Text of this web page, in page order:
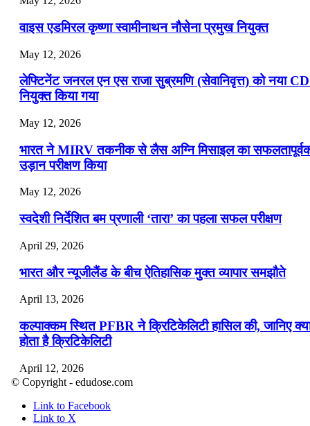
वाइस एडमिरल कृष्णा स्वामीनाथन नौसेना प्रमुख नियुक्त
May 12, 2026
लेफ्टिनेंट जनरल एन एस राजा सुब्रमणि (सेवानिवृत्त) को नया
नियुक्त किया गया
May 12, 2026
भारत ने MIRV तकनीक से लैस अग्नि मिसाइल का
उड़ान परीक्षण किया
May 12, 2026
स्वदेशी निर्देशित बम प्रणाली ‘तारा’ का पहला सफल परीक्षण
April 29, 2026
भारत और न्यूजीलैंड के बीच ऐतिहासिक मुक्त व्यापार समझौते
April 13, 2026
कल्पाक्कम स्थित PFBR ने क्रिटिकेलिटी हासिल की, जानिए
होता है क्रिटिकेलिटी
April 12, 2026
April 9, 2026
© Copyright - edudose.com
Link to Facebook
Link to X